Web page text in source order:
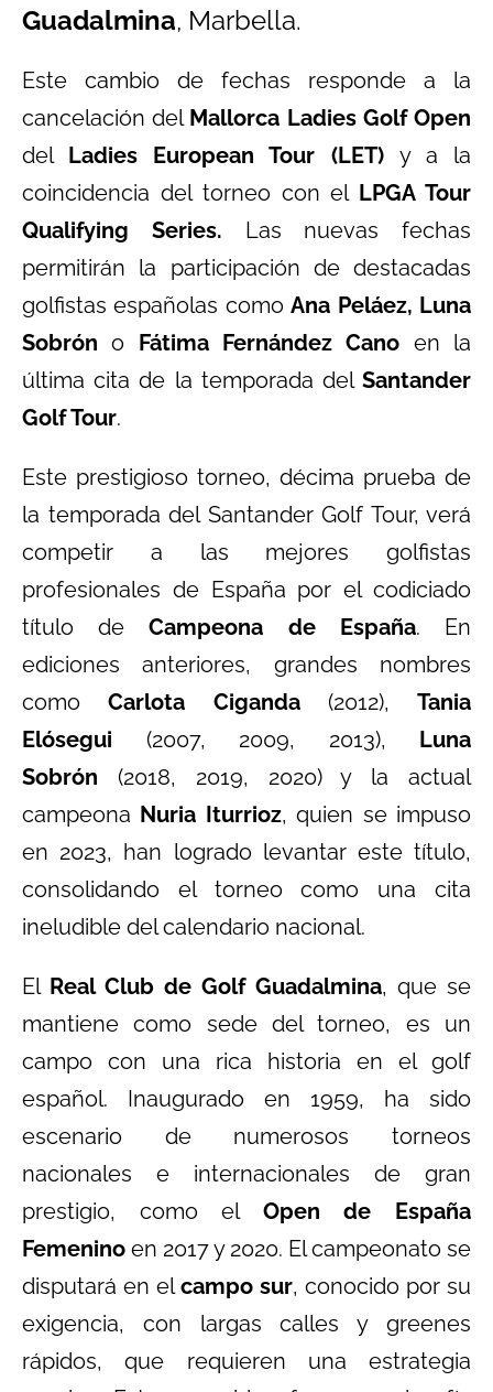
Guadalmina, Marbella.
Este cambio de fechas responde a la
cancelación del Mallorca Ladies Golf Open
del Ladies European Tour (LET) y a la
coincidencia del torneo con el LPGA Tour
Qualifying Series. Las nuevas fechas
permitirán la participación de destacadas
golfistas españolas comoAna Peláez, Luna
Sobrón o Fátima Fernández Cano en la
última cita de la temporada del Santander
Golf Tour.
Este prestigioso torneo, décima prueba de
la temporada del Santander Golf Tour, verá
competir a las mejores golfistas
profesionales de España por el codiciado
título deCampeona de España. En
ediciones anteriores, grandes nombres
comoCarlota Ciganda(2012), Tania
Elósegui (2007, 2009, 2013), Luna
Sobrón (2018, 2019, 2020) y la actual
campeona Nuria Iturrioz, quien se impuso
en 2023, han logrado levantar este título,
consolidando el torneo como una cita
ineludible del calendario nacional.
El Real Club de Golf Guadalmina, que se
mantiene como sede del torneo, es un
campo con una rica historia en el golf
español. Inaugurado en 1959, ha sido
escenario de numerosos torneos
nacionales e internacionales de gran
prestigio, como el Open de España
Femenino en 2017 y 2020. El campeonato se
disputará en elcampo sur, conocido por su
exigencia, con largas calles y greenes
rápidos, que requieren una estrategia